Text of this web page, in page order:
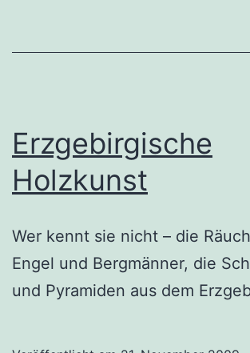
Erzgebirgische
Holzkunst
Wer kennt sie nicht – die
Engel und Bergmänner, die
und Pyramiden aus dem